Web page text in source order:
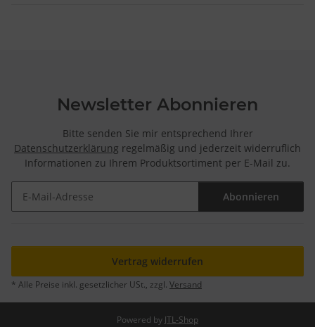
Newsletter Abonnieren
Bitte senden Sie mir entsprechend Ihrer
Datenschutzerklärung regelmäßig und jederzeit widerruflich
Informationen zu Ihrem Produktsortiment per E-Mail zu.
Abonnieren
Vertrag widerrufen
* Alle Preise inkl. gesetzlicher USt., zzgl. Versand
Powered by JTL-Shop